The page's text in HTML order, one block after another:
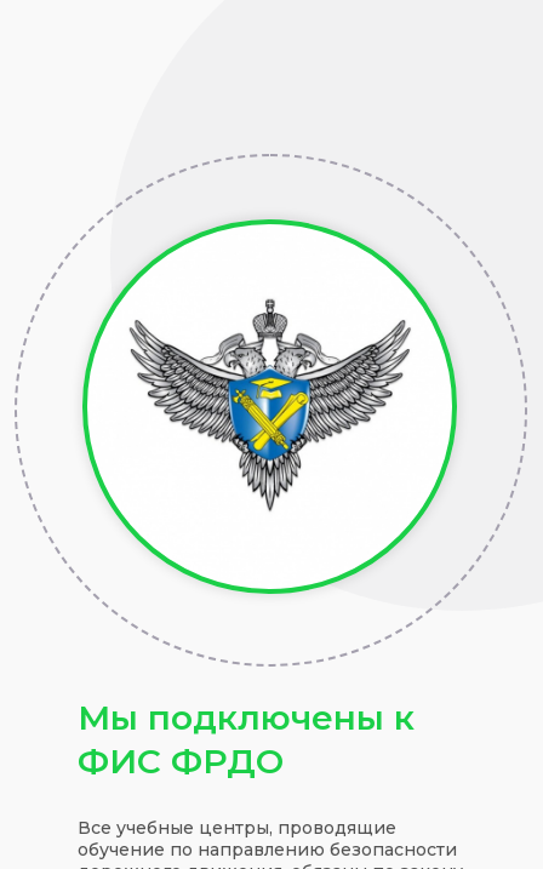
Все учебные центры, проводящие
обучение по направлению безопасности
Мы подключены к
ФИС ФРДО